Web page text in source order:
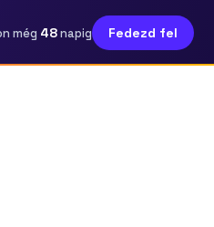
még 48napig Fedezd fel